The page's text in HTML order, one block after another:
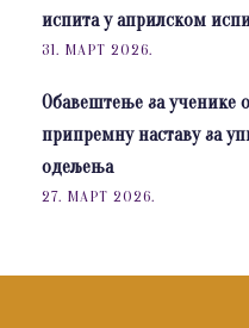
испита у априлском
31. МАРТ 2026.
Обавештење за ученике
припремну наставу за
одељења
27. МАРТ 2026.